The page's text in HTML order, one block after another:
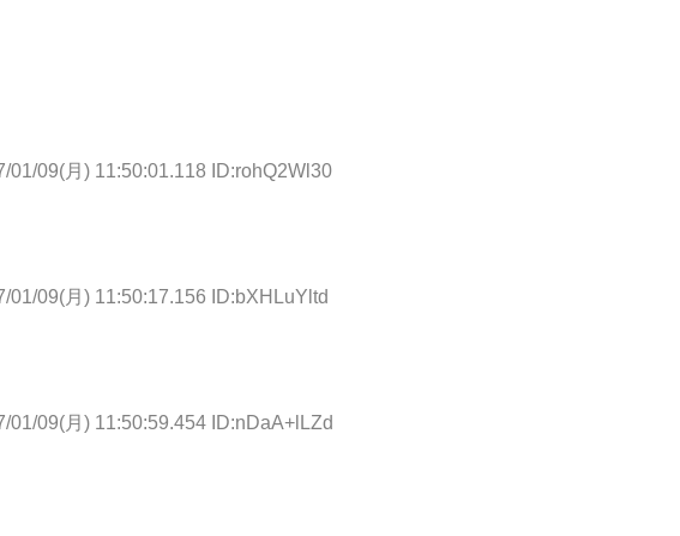
01/09(月) 11:50:01.118 ID:rohQ2Wl30
01/09(月) 11:50:17.156 ID:bXHLuYltd
01/09(月) 11:50:59.454 ID:nDaA+lLZd